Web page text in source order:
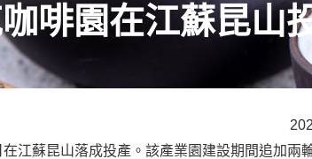
啡園在江蘇昆山
江蘇昆山落成投產。該產業園建設期間追加